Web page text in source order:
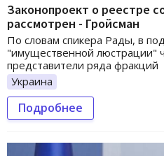
Законопроект о реестре
рассмотрен - Гройсман
По словам спикера Рады, в
"имущественной люстрации"
представители ряда фракций
Украина
Подробнее